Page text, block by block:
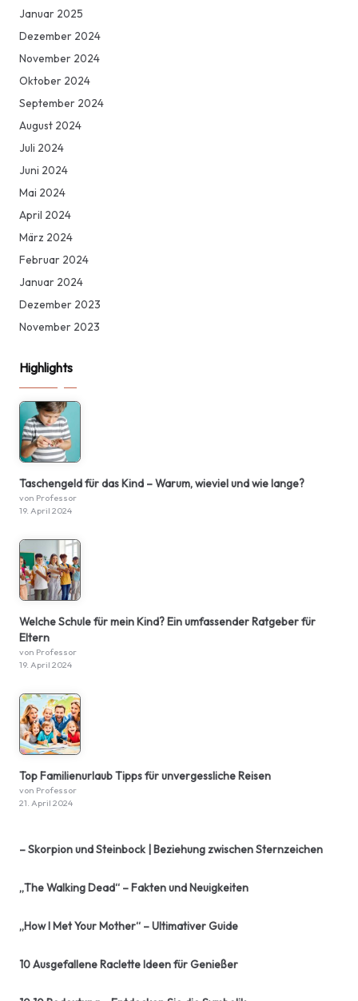
Januar 2025
Dezember 2024
November 2024
Oktober 2024
September 2024
August 2024
Juli 2024
Juni 2024
Mai 2024
April 2024
März 2024
Februar 2024
Januar 2024
Dezember 2023
November 2023
Highlights
Taschengeld für das Kind – Warum, wieviel und wie lange?
von Professor
19. April 2024
Welche Schule für mein Kind? Ein umfassender Ratgeber für
Eltern
von Professor
19. April 2024
Top Familienurlaub Tipps für unvergessliche Reisen
von Professor
21. April 2024
– Skorpion und Steinbock | Beziehung zwischen Sternzeichen
„The Walking Dead“ – Fakten und Neuigkeiten
„How I Met Your Mother“ – Ultimativer Guide
10 Ausgefallene Raclette Ideen für Genießer